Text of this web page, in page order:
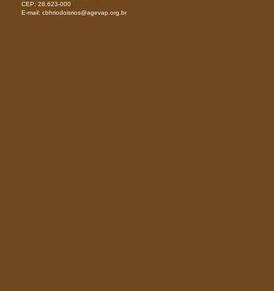
CEP: 28.623-000
E-mail: cbhriodoisrios@agevap.org.br